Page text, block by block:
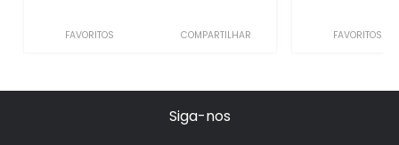
FAVORITOS COMPARTILHAR FAVORITOS
Siga-nos